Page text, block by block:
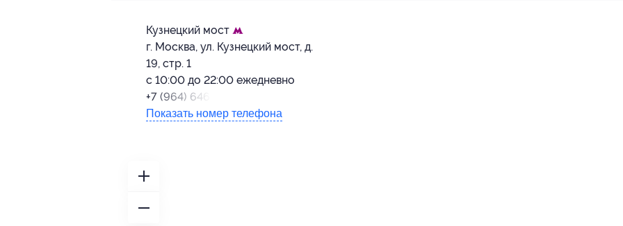
Кузнецкий мост
г. Москва, ул. Кузнецкий мост, д.
19, стр. 1
с 10:00 до 22:00 ежедневно
+7 (964) 646-64-57
Показать номер телефона